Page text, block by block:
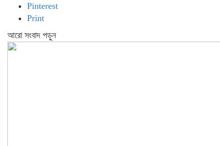
Pinterest
Print
আরো সংবাদ পড়ুন